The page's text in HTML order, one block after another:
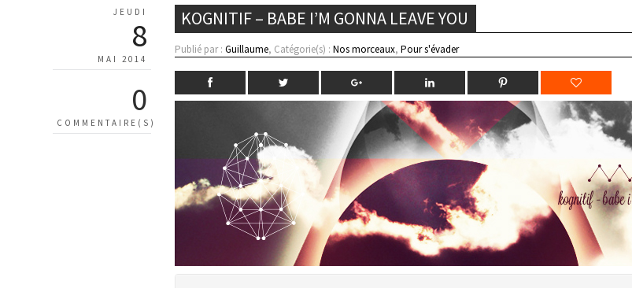
JEUDI
8
MAI 2014
0
COMMENTAIRE(S)
KOGNITIF – BABE I’M GONNA LEAVE YOU
Publié par :Guillaume, Catégorie(s) :Nos morceaux,Pour s'évader